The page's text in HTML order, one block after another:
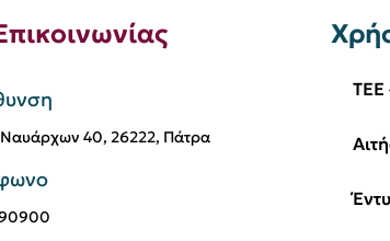
40, 26222, Πάτρα